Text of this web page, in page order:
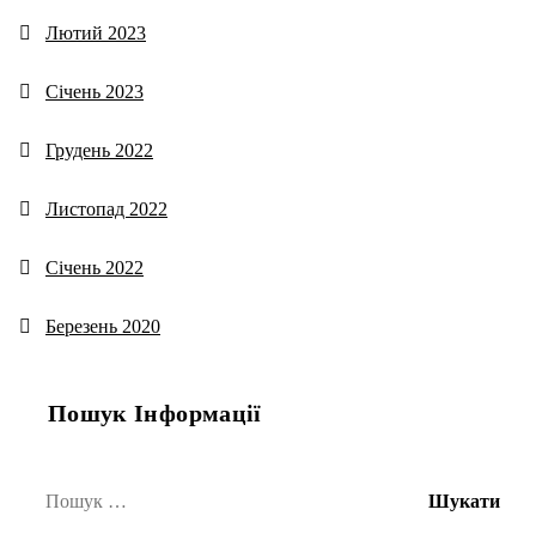
Лютий 2023
Січень 2023
Грудень 2022
Листопад 2022
Січень 2022
Березень 2020
Пошук Інформації